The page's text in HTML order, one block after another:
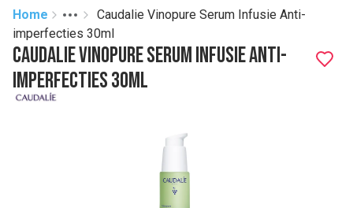
Home
More
Toggle menu
Caudalie Vinopure Serum Infusie Anti-
imperfecties 30ml
Caudalie Vinopure Serum Infusie Anti-
imperfecties 30ml